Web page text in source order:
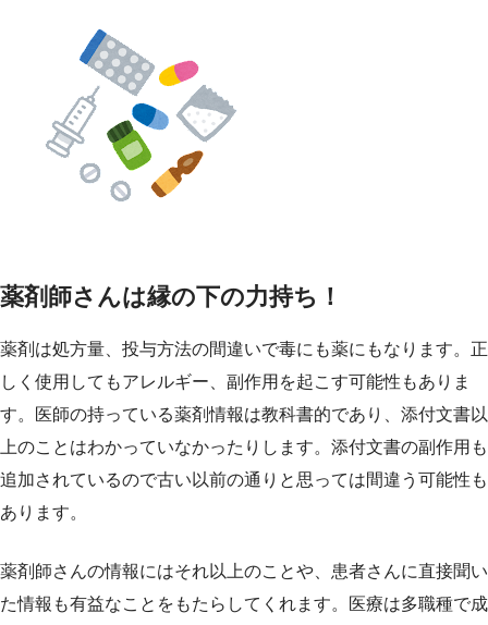
薬剤師さんは縁の下の力持ち！
薬剤は処方量、投与方法の間違いで毒にも薬にもなります。正
しく使用してもアレルギー、副作用を起こす可能性もありま
す。医師の持っている薬剤情報は教科書的であり、添付文書以
上のことはわかっていなかったりします。添付文書の副作用も
追加されているので古い以前の通りと思っては間違う可能性も
あります。
薬剤師さんの情報にはそれ以上のことや、患者さんに直接聞い
た情報も有益なことをもたらしてくれます。医療は多職種で成